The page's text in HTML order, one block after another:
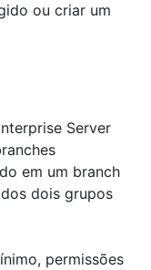
ou criar um
Server
em um branch
dois grupos
permissões